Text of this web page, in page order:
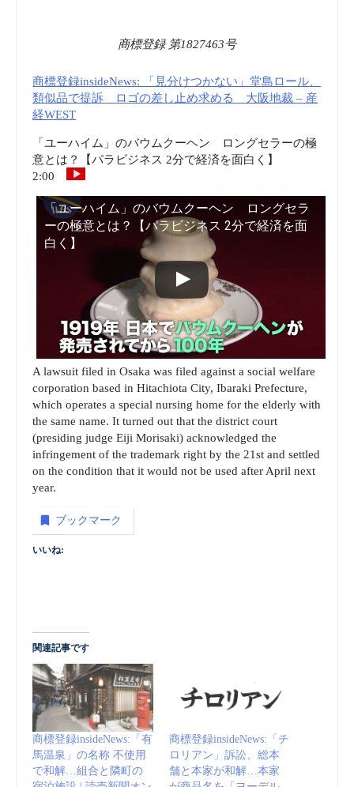
商標登録 第1827463号
商標登録insideNews: 「見分けつかない」堂島ロール、
類似品で提訴 ロゴの差し止め求める 大阪地裁 – 産
経WEST
「ユーハイム」のバウムクーヘン ロングセラーの極
意とは？【パラビジネス 2分で経済を面白く】
2:00
「ユーハイム」のバウムクーヘン ロングセラ
ーの極意とは？【パラビジネス 2分で経済を面
白く】
A lawsuit filed in Osaka was filed against a social welfare
corporation based in Hitachiota City, Ibaraki Prefecture,
which operates a special nursing home for the elderly with
the same name. It turned out that the district court
(presiding judge Eiji Morisaki) acknowledged the
infringement of the trademark right by the 21st and settled
on the condition that it would not be used after April next
year.
ブックマーク
いいね:
関連記事です
商標登録insideNews:「有
馬温泉」の名称 不使用
で和解…組合と隣町の
商標登録insideNews:「チ
ロリアン」訴訟、総本
舗と本家が和解…本家